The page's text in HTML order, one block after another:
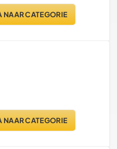
NAAR CATEGORIE
NAAR CATEGORIE